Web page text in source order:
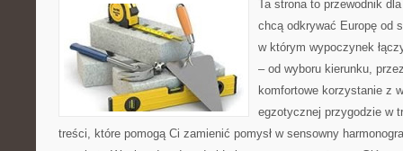
Ta strona to przewodnik
chcą odkrywać Europę od
w którym wypoczynek
– od wyboru kierunku,
komfortowe korzystanie z
egzotycznej przygodzie w
treści, które pomogą Ci zamienić pomysł w sensowny